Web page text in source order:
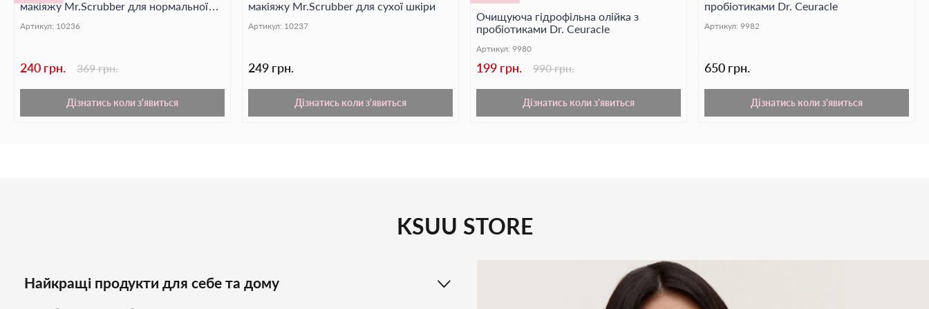
макіяжу Mr.Scrubber для нормальної
Артикул: 10236
240 грн. 369 грн.
Дізнатись коли з'явиться
макіяжу Mr.Scrubber для сухої шкіри
Артикул: 10237
249 грн.
Дізнатись коли з'явиться
Очищуюча гідрофільна олійка з
пробіотиками Dr. Ceuracle
Артикул: 9980
199 грн. 990 грн.
Дізнатись коли з'явиться
пробіотиками Dr. Ceuracle
Артикул: 9982
650 грн.
Дізнатись коли з'явиться
KSUU STORE
Найкращі продукти для себе та дому